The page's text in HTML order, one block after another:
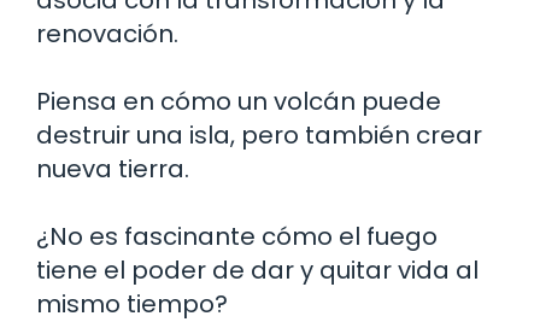
renovación.
Piensa en cómo un volcán puede
destruir una isla, pero también crear
nueva tierra.
¿No es fascinante cómo el fuego
tiene el poder de dar y quitar vida al
mismo tiempo?